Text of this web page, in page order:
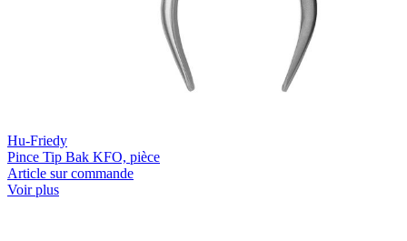
Hu-Friedy
Pince Tip Bak KFO, pièce
Article sur commande
Voir plus